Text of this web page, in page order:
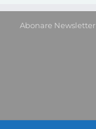
Abonare Newsletter